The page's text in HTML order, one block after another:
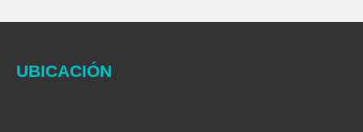
UBICACIÓN